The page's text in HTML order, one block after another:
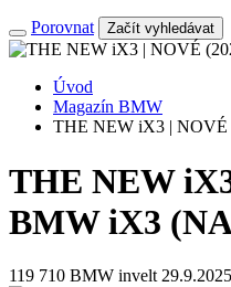
Porovnat Začít vyhledávat
Úvod
Magazín BMW
THE NEW iX3 |
THE NEW
BMW iX3
119 710 BMW invelt 29.9.2025